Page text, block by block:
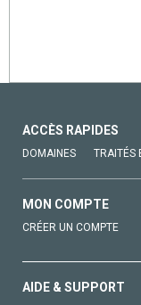
ACCÈS RAPIDES
DOMAINES TRAITÉS
MON COMPTE
CRÉER UN COMPTE
AIDE & SUPPORT